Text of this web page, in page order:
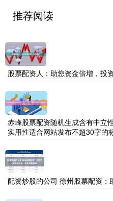
推荐阅读
股票配资人：助您资金倍增，投
赤峰股票配资随机生成含有中立
实用性适合网站发布不超30字的
配资炒股的公司 徐州股票配资